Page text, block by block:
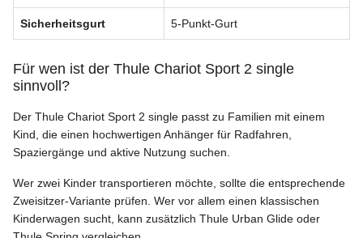
Sicherheitsgurt 5-Punkt-Gurt
Für wen ist der Thule Chariot Sport 2 single
sinnvoll?
Der Thule Chariot Sport 2 single passt zu Familien mit einem
Kind, die einen hochwertigen Anhänger für Radfahren,
Spaziergänge und aktive Nutzung suchen.
Wer zwei Kinder transportieren möchte, sollte die entsprechende
Zweisitzer-Variante prüfen. Wer vor allem einen klassischen
Kinderwagen sucht, kann zusätzlich Thule Urban Glide oder